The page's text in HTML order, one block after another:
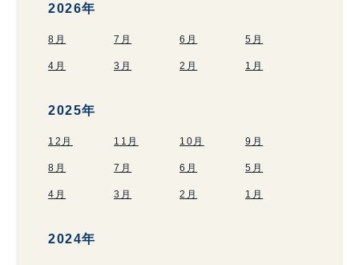
2026年
8月 7月 6月 5月
4月 3月 2月 1月
2025年
12月 11月 10月 9月
8月 7月 6月 5月
4月 3月 2月 1月
2024年